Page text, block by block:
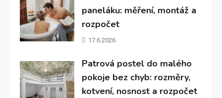
paneláku: měření, montáž a
rozpočet
17.6.2026
Patrová postel do malého
pokoje bez chyb: rozměry,
kotvení, nosnost a rozpočet